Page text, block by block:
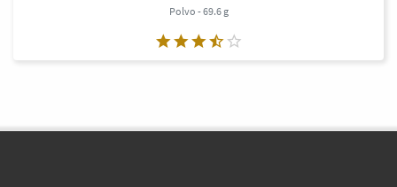
Polvo - 69.6 g